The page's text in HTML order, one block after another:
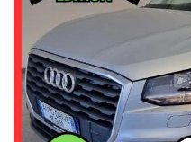
servizio senza pensieri
Possibilità di far visionare
vostra fiducia.